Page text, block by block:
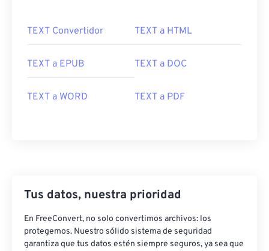
TEXT Convertidor TEXT a HTML
TEXT a EPUB TEXT a DOC
TEXT a WORD TEXT a PDF
Tus datos, nuestra prioridad
En FreeConvert, no solo convertimos archivos: los
protegemos. Nuestro sólido sistema de seguridad
garantiza que tus datos estén siempre seguros, ya sea que